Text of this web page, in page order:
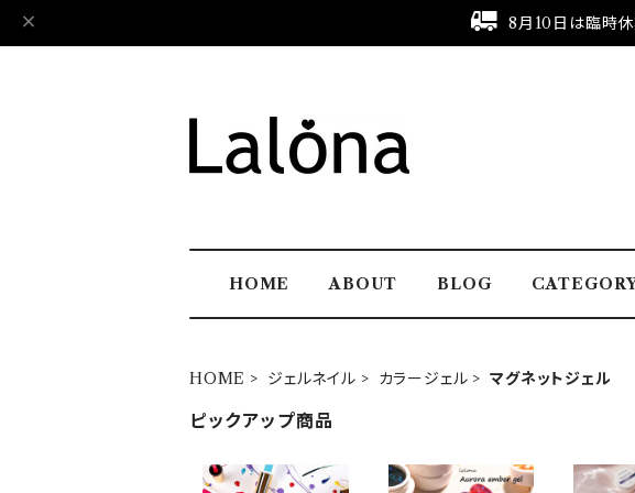
8月10日は臨時休
HOME ABOUT BLOG
HOME ジェルネイル カラージェル マグネットジェル
ピックアップ商品